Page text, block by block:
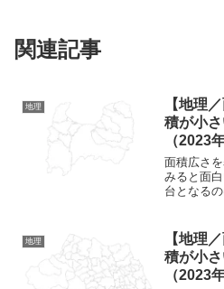
関連記事
地理
【地理
積が小
（2023
面積広さ
みると面
台となる
ており、
西側では
地理
【地理
積が小
（2023